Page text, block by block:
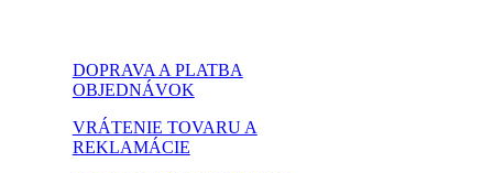
DOPRAVA A PLATBA
OBJEDNÁVOK
VRÁTENIE TOVARU A
REKLAMÁCIE